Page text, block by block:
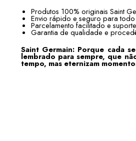
Produtos 100% originais Saint
Envio rápido e seguro para todo
Parcelamento facilitado e
Garantia de qualidade e
Saint Germain: Porque cada
lembrado para sempre, que
tempo, mas eternizam